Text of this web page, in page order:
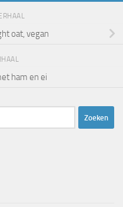
oat, vegan
ham en ei